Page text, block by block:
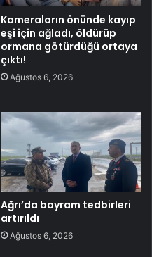
Kameraların önünde kayıp
eşi için ağladı, öldürüp
ormana götürdüğü ortaya
çıktı!
Ağustos 6, 2026
Ağrı’da bayram tedbirleri
artırıldı
Ağustos 6, 2026